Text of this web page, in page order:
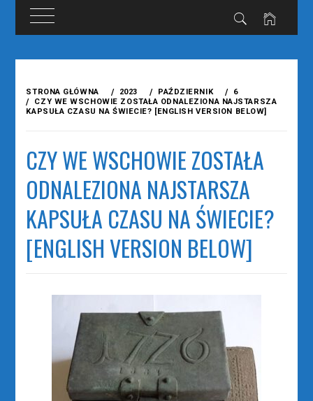
treści
STRONA GŁÓWNA 2023 PAŹDZIERNIK
6
CZY WE WSCHOWIE ZOSTAŁA ODNALEZIONA NAJSTARSZA
KAPSUŁA CZASU NA ŚWIECIE? [ENGLISH VERSION BELOW]
CZY WE WSCHOWIE ZOSTAŁA
ODNALEZIONA NAJSTARSZA
KAPSUŁA CZASU NA ŚWIECIE?
[ENGLISH VERSION BELOW]